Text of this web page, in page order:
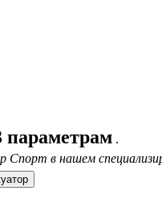
.
в нашем
эвакуатор